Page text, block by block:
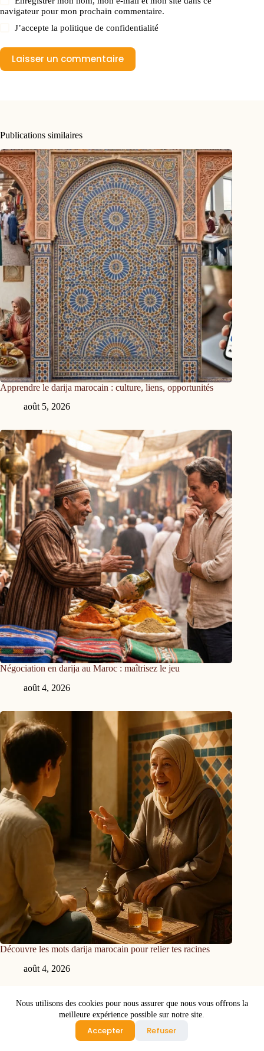
Nous utilisons des cookies pour nous assurer que nous vous offrons la
meilleure expérience possible sur notre site.
Accepter Refuser
navigateur pour mon prochain commentaire.
J’accepte lapolitique de confidentialité
Laisser un commentaire
Publications similaires
Apprendre le darija marocain : culture, liens, opportunités
août 5, 2026
Négociation en darija au Maroc : maîtrisez le jeu
août 4, 2026
Découvre les mots darija marocain pour relier tes racines
août 4, 2026
Copyright © 2026 - Site réalisé parBiznest-agency